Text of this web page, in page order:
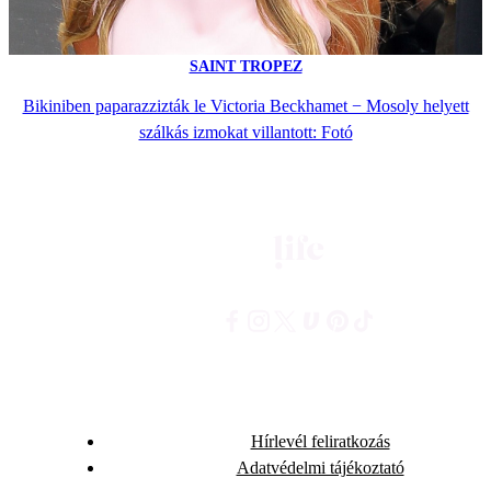
SAINT TROPEZ
Bikiniben paparazzizták le Victoria Beckhamet − Mosoly helyett
szálkás izmokat villantott: Fotó
Hírlevél feliratkozás
Adatvédelmi tájékoztató